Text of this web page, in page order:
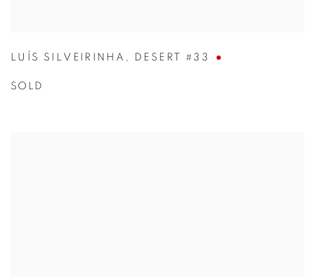
LUÍS SILVEIRINHA , DESERT #33
SOLD